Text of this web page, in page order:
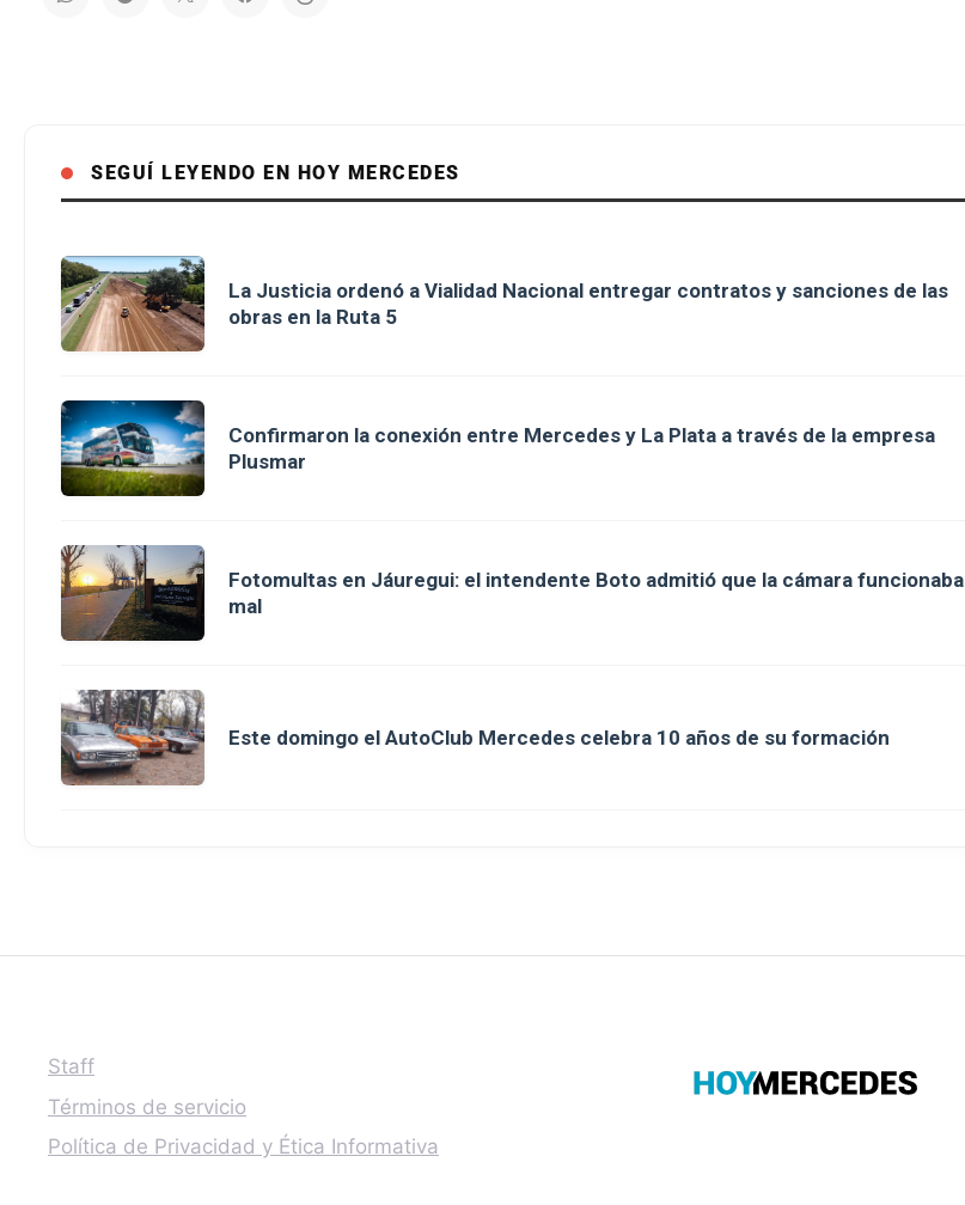
SEGUÍ LEYENDO EN HOY MERCEDES
La Justicia ordenó a Vialidad Nacional entregar contratos y sanciones de las
obras en la Ruta 5
Confirmaron la conexión entre Mercedes y La Plata a través de la empresa
Plusmar
Fotomultas en Jáuregui: el intendente Boto admitió que la cámara funcionaba
mal
Este domingo el AutoClub Mercedes celebra 10 años de su formación
Staff
Términos de servicio
Política de Privacidad y Ética Informativa